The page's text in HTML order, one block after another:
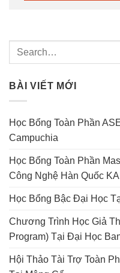
BÀI VIẾT MỚI
Học Bổng Toàn Phần
Campuchia
Học Bổng Toàn Phần
Công Nghệ Hàn Quốc
Học Bổng Bậc Đại Học
Chương Trình Học Giả
Program) Tại Đại Học
Hội Thảo Tài Trợ Toàn